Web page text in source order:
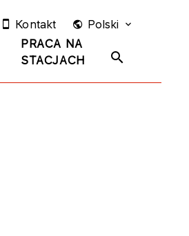
PRACA NA
STACJACH
Kontakt Polski